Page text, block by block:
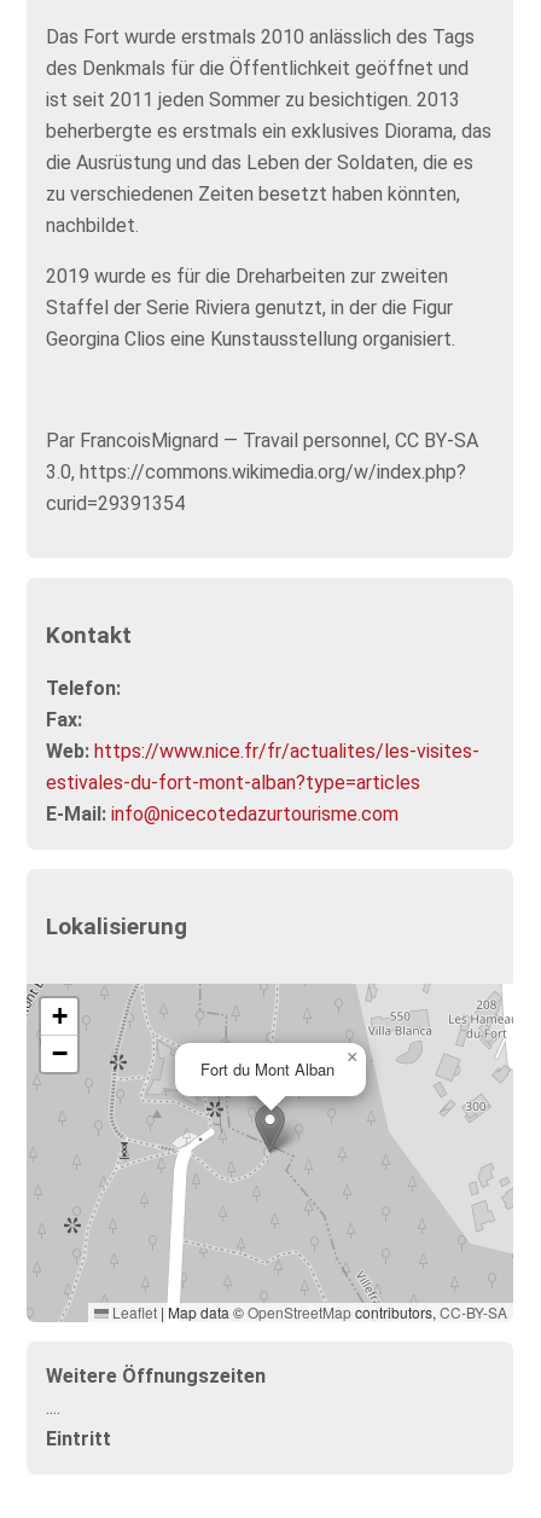
Das Fort wurde erstmals 2010 anlässlich des Tags
des Denkmals für die Öffentlichkeit geöffnet und
ist seit 2011 jeden Sommer zu besichtigen. 2013
beherbergte es erstmals ein exklusives Diorama, das
die Ausrüstung und das Leben der Soldaten, die es
zu verschiedenen Zeiten besetzt haben könnten,
nachbildet.
2019 wurde es für die Dreharbeiten zur zweiten
Staffel der Serie Riviera genutzt, in der die Figur
Georgina Clios eine Kunstausstellung organisiert.
Par FrancoisMignard — Travail personnel, CC BY-SA
3.0, https://commons.wikimedia.org/w/index.php?
curid=29391354
Kontakt
Telefon:
Fax:
Web: https://www.nice.fr/fr/actualites/les-visites-
estivales-du-fort-mont-alban?type=articles
E-Mail: info@nicecotedazurtourisme.com
Lokalisierung
Fort du Mont Alban
×
+
−
Leaflet | Map data ©OpenStreetMapcontributors,CC-BY-SA
Weitere Öffnungszeiten
....
Eintritt